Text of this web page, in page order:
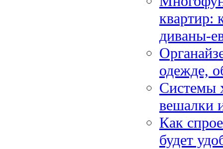
квартир:
диваны-
одежде,
Системы
вешалки
Как
будет